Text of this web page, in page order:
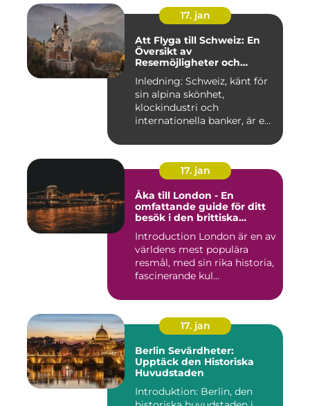
17. jan
Att Flyga till Schweiz: En
Översikt av
Resemöjligheter och
Nackdelar
Inledning: Schweiz, känt för
sin alpina skönhet,
klockindustri och
internationella banker, är en
17. jan
Åka till London - En
omfattande guide för ditt
besök i den brittiska
Introduction London är en av
världens mest populära
resmål, med sin rika historia,
fascinerande kul...
17. jan
Berlin Sevärdheter:
Upptäck den Historiska
Huvudstaden
Introduktion: Berlin, den